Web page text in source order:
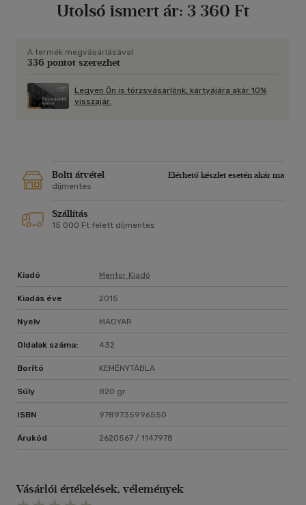
Utolsó ismert ár: 3 360 Ft
A termék megvásárlásával
336 pontot szerezhet
Legyen Ön is törzsvásárlónk, kártyájára akár 10%
visszajár.
Bolti átvétel
Elérhető készlet esetén akár ma
díjmentes
Szállítás
15 000 Ft felett díjmentes
Kiadó Mentor Kiadó
Kiadás éve 2015
Nyelv MAGYAR
Oldalak száma: 432
Borító KEMÉNYTÁBLA
Súly 820 gr
ISBN 9789735996550
Árukód 2620567 / 1147978
Vásárlói értékelések, vélemények